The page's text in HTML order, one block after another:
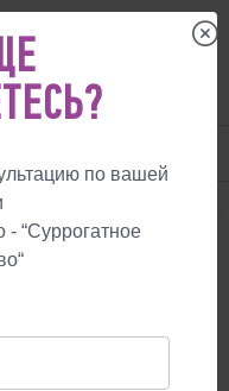
ДЕНЬ
по вашей
- “Суррогатное